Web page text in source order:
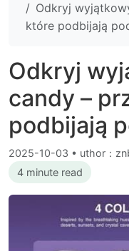
Odkryj
które podbijają
Odkryj
candy –
podbijają
2025-10-03 • uthor：
4 minute read